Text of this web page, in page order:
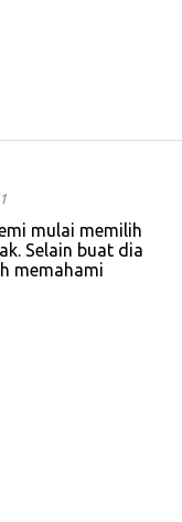
mulai memilih
Selain buat dia
memahami